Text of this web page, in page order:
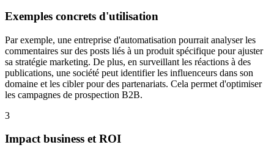
Exemples concrets d'utilisation
Par exemple, une entreprise d'automatisation pourrait analyser les
commentaires sur des posts liés à un produit spécifique pour ajuster
sa stratégie marketing. De plus, en surveillant les réactions à des
publications, une société peut identifier les influenceurs dans son
domaine et les cibler pour des partenariats. Cela permet d'optimiser
les campagnes de prospection B2B.
3
Impact business et ROI